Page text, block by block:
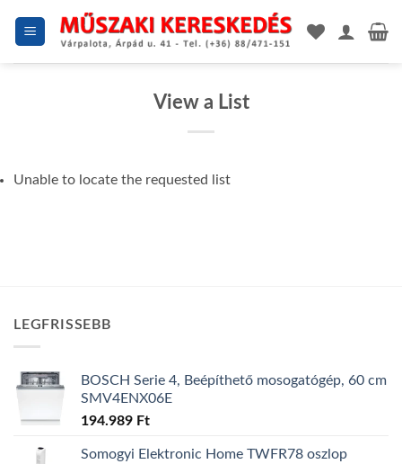
View a List
Unable to locate the requested list
LEGFRISSEBB
BOSCH Serie 4, Beépíthető mosogatógép, 60 cm
SMV4ENX06E
194.989 Ft
Somogyi Elektronic Home TWFR78 oszlop